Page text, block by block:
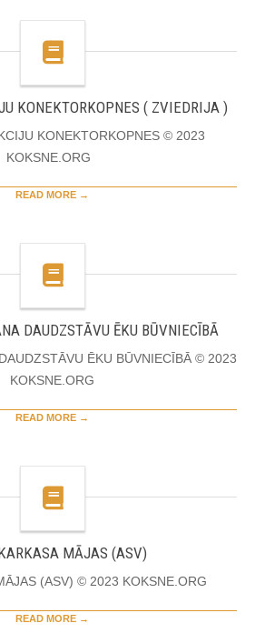
KONEKTORKOPNES ( ZVIEDRIJA )
KONEKTORKOPNES © 2023
KOKSNE.ORG
READ MORE →
DAUDZSTĀVU ĒKU BŪVNIECĪBĀ
ĒKU BŪVNIECĪBĀ © 2023
KOKSNE.ORG
READ MORE →
MĀJAS (ASV)
(ASV) © 2023 KOKSNE.ORG
READ MORE →